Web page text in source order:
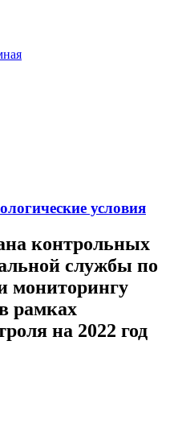
условия
контрольных
службы по
мониторингу
рамках
на 2022 год